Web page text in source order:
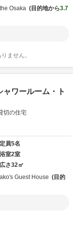
Osaka 目的地から3.7
ません。
ャワールーム・ト
切の住宅
定員5名
浴室2室
広さ32㎡
Guest House
目的